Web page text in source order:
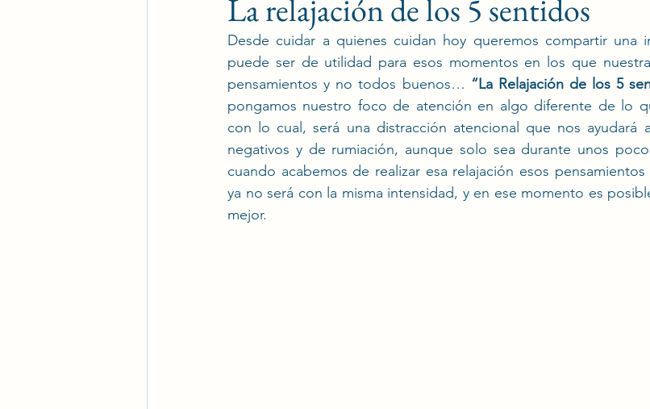
La relajación de los 5 sentidos
Desde cuidar a quienes cuidan hoy queremos compartir una
puede ser de utilidad para esos momentos en los que
pensamientos y no todos buenos… “La Relajación de los 5
pongamos nuestro foco de atención en algo diferente de lo
con lo cual, será una distracción atencional que nos ayudará
negativos y de rumiación, aunque solo sea durante unos
cuando acabemos de realizar esa relajación esos
ya no será con la misma intensidad, y en ese momento es
mejor.